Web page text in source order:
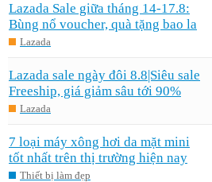
Lazada Sale giữa tháng 14-17.8:
Bùng nổ voucher, quà tặng bao la
Lazada
Lazada sale ngày đôi 8.8|Siêu sale
Freeship, giá giảm sâu tới 90%
Lazada
7 loại máy xông hơi da mặt mini
tốt nhất trên thị trường hiện nay
Thiết bị làm đẹp